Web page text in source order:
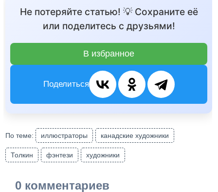
Не потеряйте статью! 💡 Сохраните её
или поделитесь с друзьями!
В избранное
Поделиться
По теме: иллюстраторы канадские художники
Толкин фэнтези художники
0 комментариев